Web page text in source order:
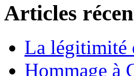
Articles
La légitimité
Hommage à